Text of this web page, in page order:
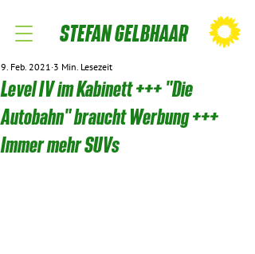
STEFAN GELBHAAR
Level IV im Kabinett +++ "Die
Autobahn" braucht Werbung +++
Immer mehr SUVs
9. Feb. 2021 3 Min. Lesezeit